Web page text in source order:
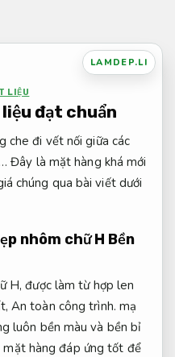
LAMDEP.LI
LIỆU
liệu đạt chuẩn
che đi vết nối giữa các
Đây là mặt hàng khá mới
chúng qua bài viết dưới
nhôm chữ H Bền
H, được làm từ hợp len
An toàn công trình. mạ
luôn bền màu và bền bỉ
mặt hàng đáp ứng tốt để